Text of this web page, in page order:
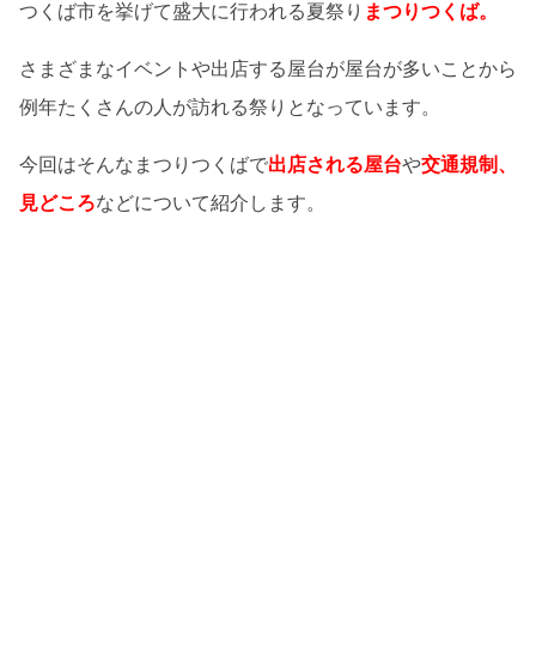
つくば市を挙げて盛大に行われる夏祭り まつりつくば。
さまざまなイベントや出店する屋台が屋台が多いことから
例年たくさんの人が訪れる祭りとなっています。
今回はそんなまつりつくばで出店される屋台や交通規制、
見どころなどについて紹介します。